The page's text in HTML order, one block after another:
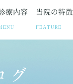
療内容 当院の特徴
FEATURE
グ